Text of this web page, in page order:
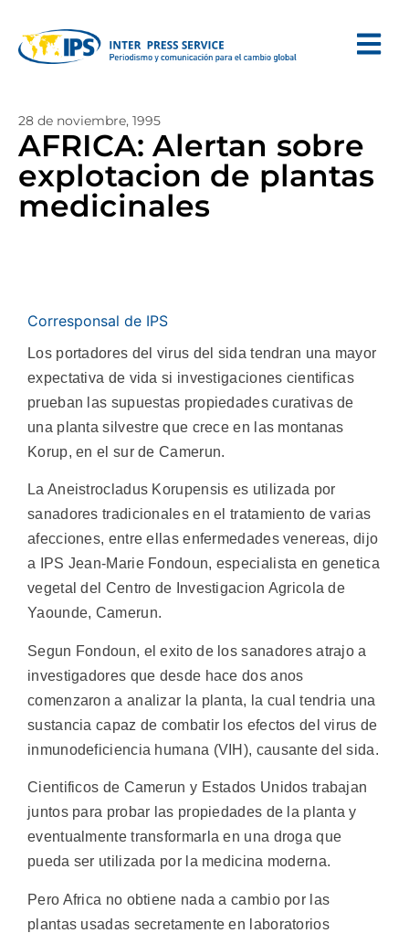
28 de noviembre, 1995
AFRICA: Alertan sobre
explotacion de plantas
medicinales
Corresponsal de IPS
Los portadores del virus del sida tendran una mayor
expectativa de vida si investigaciones cientificas
prueban las supuestas propiedades curativas de
una planta silvestre que crece en las montanas
Korup, en el sur de Camerun.
La Aneistrocladus Korupensis es utilizada por
sanadores tradicionales en el tratamiento de varias
afecciones, entre ellas enfermedades venereas, dijo
a IPS Jean-Marie Fondoun, especialista en genetica
vegetal del Centro de Investigacion Agricola de
Yaounde, Camerun.
Segun Fondoun, el exito de los sanadores atrajo a
investigadores que desde hace dos anos
comenzaron a analizar la planta, la cual tendria una
sustancia capaz de combatir los efectos del virus de
inmunodeficiencia humana (VIH), causante del sida.
Cientificos de Camerun y Estados Unidos trabajan
juntos para probar las propiedades de la planta y
eventualmente transformarla en una droga que
pueda ser utilizada por la medicina moderna.
Pero Africa no obtiene nada a cambio por las
plantas usadas secretamente en laboratorios